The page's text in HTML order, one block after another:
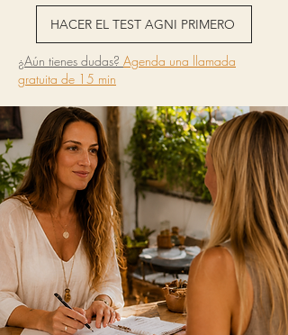
HACER EL TEST AGNI PRIMERO
¿Aún tienes dudas? Agenda una llamada
gratuita de 15 min